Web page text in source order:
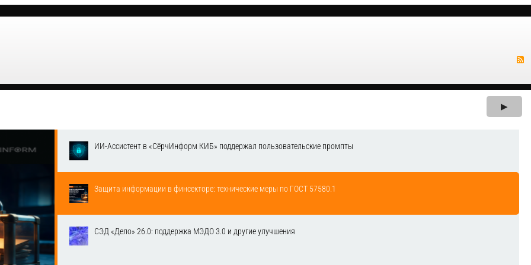
▶
ИИ-Ассистент в «СёрчИнформ КИБ» поддержал пользовательские промпты
Защита информации в финсекторе: технические меры по ГОСТ 57580.1
СЭД «Дело» 26.0: поддержка МЭДО 3.0 и другие улучшения